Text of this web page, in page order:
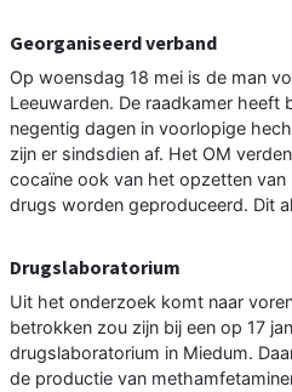
Georganiseerd verband
Op woensdag 18 mei is de man
Leeuwarden. De raadkamer heeft
negentig dagen in voorlopige
zijn er sindsdien af. Het OM
cocaïne ook van het opzetten
drugs worden geproduceerd. Dit
Drugslaboratorium
Uit het onderzoek komt naar
betrokken zou zijn bij een op 17
drugslaboratorium in Miedum.
de productie van